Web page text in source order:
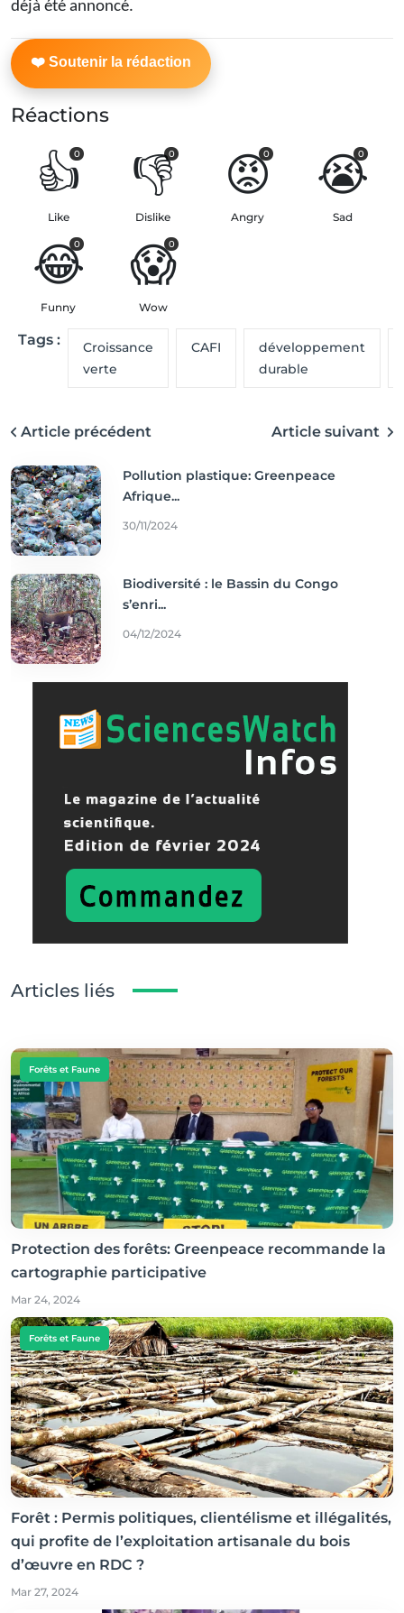
déjà été annoncé.
Réactions
👍
0
Like
👎
0
Dislike
😡
0
Angry
😭
0
Sad
😂
0
Funny
😱
0
Wow
Tags :
Croissance
verte
CAFI
développement
durable
Article précédent Article suivant
Pollution plastique: Greenpeace
Afrique...
30/11/2024
Biodiversité : le Bassin du Congo
s’enri...
04/12/2024
Articles liés
Forêts et Faune
Protection des forêts: Greenpeace recommande la
cartographie participative
Mar 24, 2024
Forêts et Faune
Forêt : Permis politiques, clientélisme et illégalités,
qui profite de l’exploitation artisanale du bois
d’œuvre en RDC ?
Mar 27, 2024